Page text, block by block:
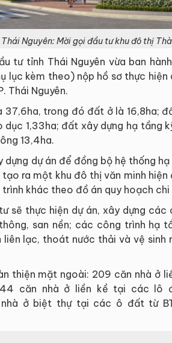
Thái Nguyên: Mời gọi đầu tư khu đô thị
tư tỉnh Thái Nguyên vừa ban
lục kèm theo) nộp hồ sơ thực
Thái Nguyên.
37,6ha, trong đó đất ở là 16,8ha;
1,33ha; đất xây dựng hạ tầng
13,4ha.
dựng dự án để đồng bộ hệ thống
ra một khu đô thị văn minh
khác theo đồ án quy hoạch
sẽ thực hiện dự án, xây dựng
san nền; các công trình hạ
lạc, thoát nước thải và vệ
thiện mặt ngoài: 209 căn nhà ở
44 căn nhà ở liền kề tại các lô
ở biệt thự tại các ô đất từ